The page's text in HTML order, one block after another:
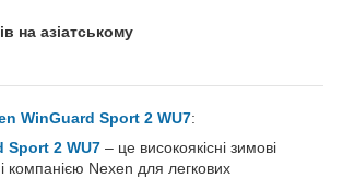
на азіатському
WinGuard Sport 2 WU7:
Sport 2 WU7 – це високоякісні зимові
компанією Nexen для легкових